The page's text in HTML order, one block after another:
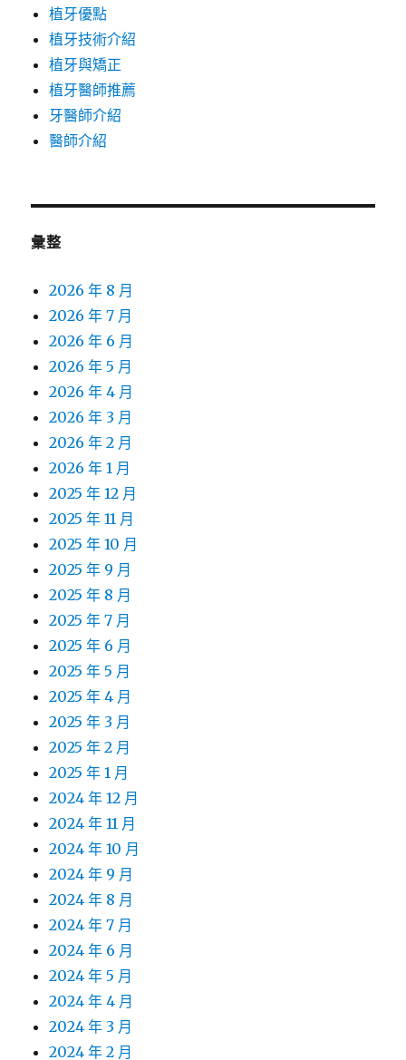
植牙優點
植牙技術介紹
植牙與矯正
植牙醫師推薦
牙醫師介紹
醫師介紹
彙整
2026 年 8 月
2026 年 7 月
2026 年 6 月
2026 年 5 月
2026 年 4 月
2026 年 3 月
2026 年 2 月
2026 年 1 月
2025 年 12 月
2025 年 11 月
2025 年 10 月
2025 年 9 月
2025 年 8 月
2025 年 7 月
2025 年 6 月
2025 年 5 月
2025 年 4 月
2025 年 3 月
2025 年 2 月
2025 年 1 月
2024 年 12 月
2024 年 11 月
2024 年 10 月
2024 年 9 月
2024 年 8 月
2024 年 7 月
2024 年 6 月
2024 年 5 月
2024 年 4 月
2024 年 3 月
2024 年 2 月